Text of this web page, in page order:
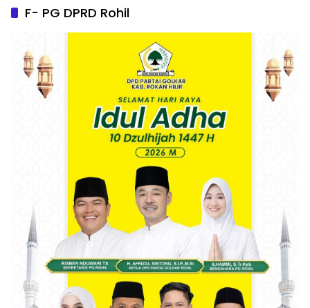
F- PG DPRD Rohil